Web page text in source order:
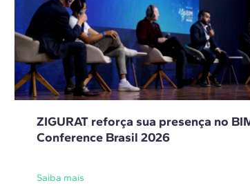
ZIGURAT reforça sua presença no
Conference Brasil 2026
Saiba mais